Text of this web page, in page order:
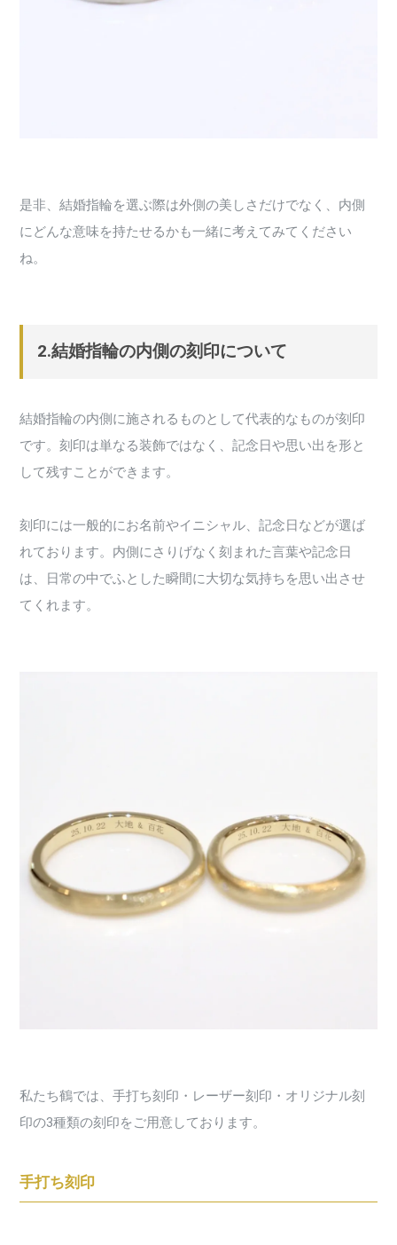
是非、結婚指輪を選ぶ際は外側の美しさだけでなく、内側
にどんな意味を持たせるかも一緒に考えてみてください
ね。
2.結婚指輪の内側の刻印について
結婚指輪の内側に施されるものとして代表的なものが刻印
です。刻印は単なる装飾ではなく、記念日や思い出を形と
して残すことができます。
刻印には一般的にお名前やイニシャル、記念日などが選ば
れております。内側にさりげなく刻まれた言葉や記念日
は、日常の中でふとした瞬間に大切な気持ちを思い出させ
てくれます。
私たち鶴では、手打ち刻印・レーザー刻印・オリジナル刻
印の3種類の刻印をご用意しております。
手打ち刻印